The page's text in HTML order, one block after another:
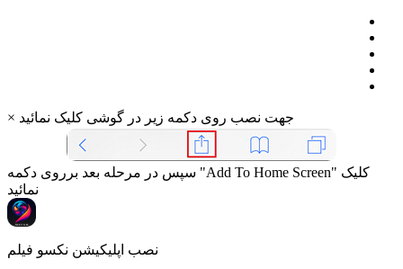
× جهت نصب روی دکمه زیر در گوشی کلیک نمائید
سپس در مرحله بعد برروی دکمه "Add To Home Screen" کلیک
نمائید
نصب اپلیکیشن نکسو فیلم